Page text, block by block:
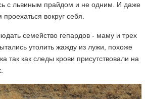
с львиным прайдом и не одним. И даже
вокруг себя.
семейство гепардов - маму и трех
утолить жажду из лужи, похоже
так как следы крови присутствовали на